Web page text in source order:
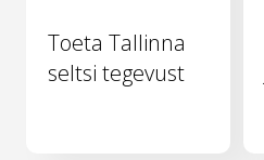
Toeta Tallinna
seltsi tegevust